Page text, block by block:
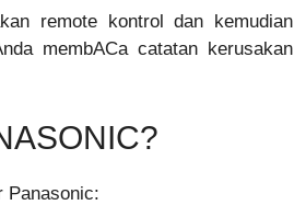
remote kontrol dan kemudian
membACa catatan kerusakan
Panasonic: